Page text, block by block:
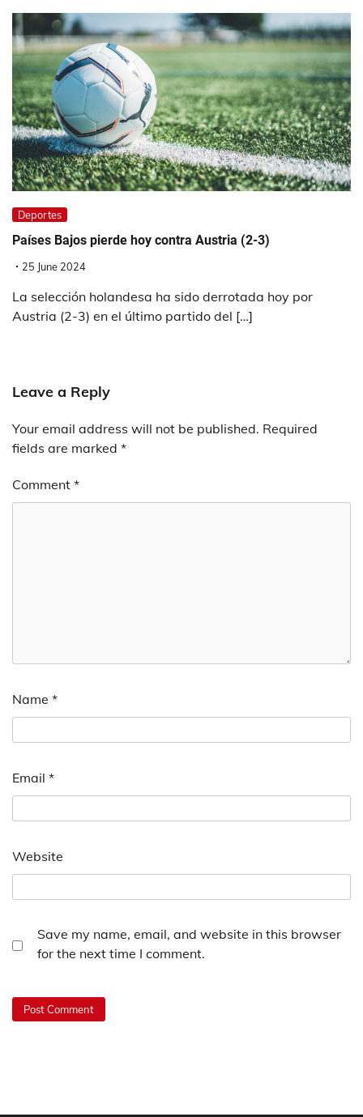
Deportes
Países Bajos pierde hoy contra Austria (2-3)
25 June 2024
La selección holandesa ha sido derrotada hoy por
Austria (2-3) en el último partido del […]
Leave a Reply
Your email address will not be published. Required
fields are marked *
Comment *
Name *
Email *
Website
Save my name, email, and website in this browser
for the next time I comment.